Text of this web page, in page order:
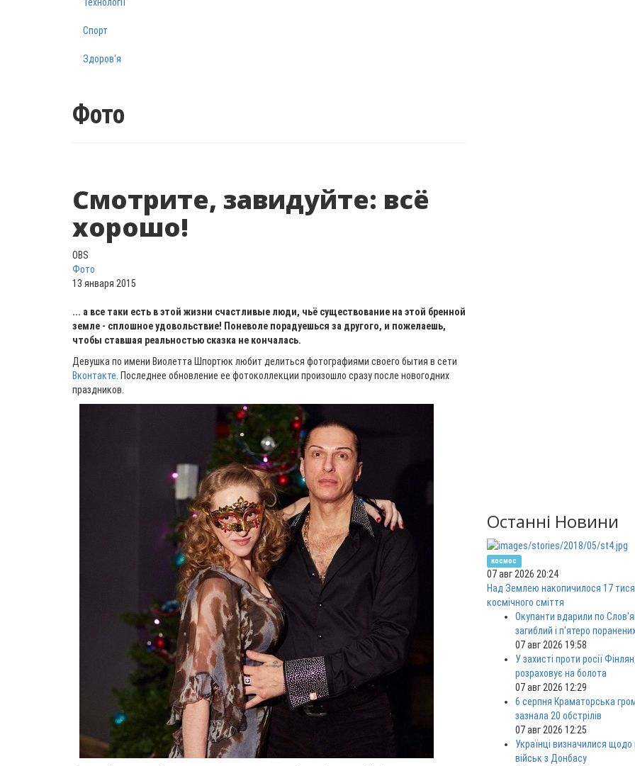
Спорт
Здоров‘я
Фото
Смотрите, завидуйте: всё
хорошо!
OBS
Фото
13 января 2015
... а все таки есть в этой жизни счастливые люди, чьё существование на этой бренной
земле - сплошное удовольствие! Поневоле порадуешься за другого, и пожелаешь,
чтобы ставшая реальностью сказка не кончалась.
Девушка по имени Виолетта Шпортюк любит делиться фотографиями своего бытия в сети
Вконтакте . Последнее обновление ее фотоколлекции произошло сразу после новогодних
праздников.
Останні Новини
космос
07 авг 2026 20:24
Над Землею накопичилося 17
космічного сміття
Окупанти вдарили по
загиблий і п'ятеро
07 авг 2026 19:58
У захисті проти росії
розраховує на болота
07 авг 2026 12:29
6 серпня Краматорська
зазнала 20 обстрілів
07 авг 2026 12:25
Українці визначилися щодо
військ з Донбасу